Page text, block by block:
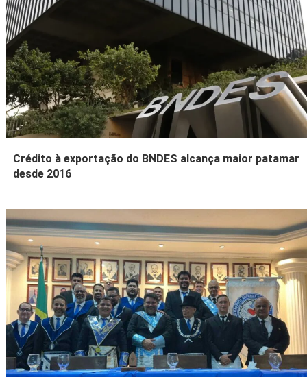
Crédito à exportação do BNDES alcança maior patamar
desde 2016